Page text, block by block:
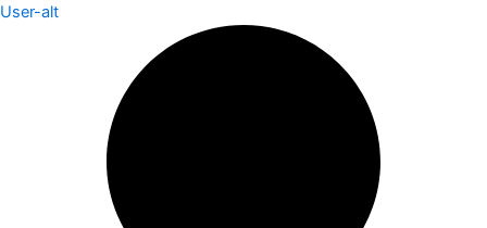
User-alt